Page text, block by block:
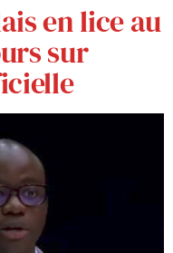
en lice au
sur